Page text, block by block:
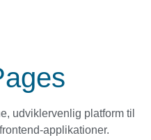
udviklervenlig platform til
applikationer.